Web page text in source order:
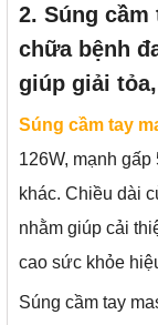
2. Súng cầm
chữa bệnh
giúp giải
Súng cầm tay
126W, mạnh
khác. Chiều dài
nhằm giúp cải
cao sức khỏe
Súng cầm tay